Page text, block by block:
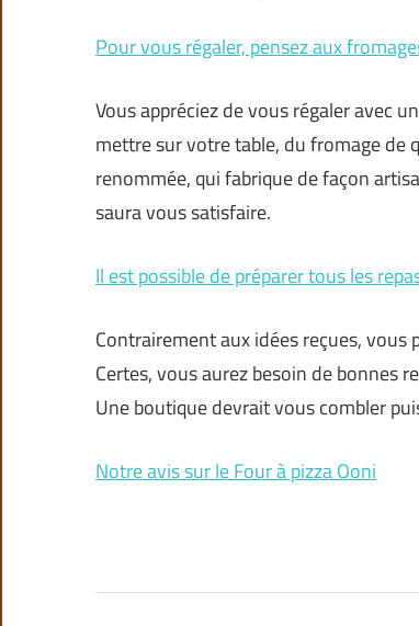
Pour vous régaler, pensez aux
Vous appréciez de vous régaler avec
mettre sur votre table, du fromage de
renommée, qui fabrique de façon
saura vous satisfaire.
Il est possible de préparer tous les
Contrairement aux idées reçues, vous
Certes, vous aurez besoin de bonnes
Une boutique devrait vous combler
Notre avis sur le Four à pizza Ooni